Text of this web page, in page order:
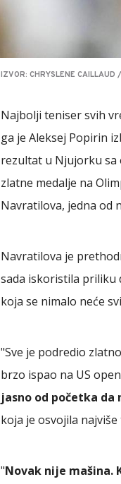
IZVOR: CHRYSLENE CAILLAUD
Najbolji teniser svih
ga je Aleksej Popirin
rezultat u Njujorku sa
zlatne medalje na
Navratilova, jedna od
Navratilova je
sada iskoristila priliku
koja se nimalo neće
"Sve je podredio
brzo ispao na US
jasno od početka
koja je osvojila
"Novak nije mašina.